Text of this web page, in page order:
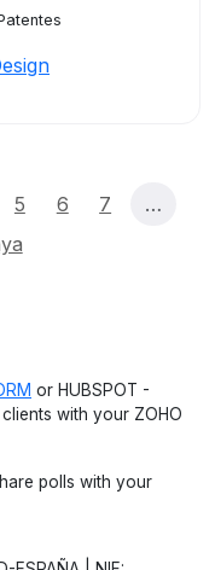
5 6 7
…
or HUBSPOT -
with your ZOHO
polls with your